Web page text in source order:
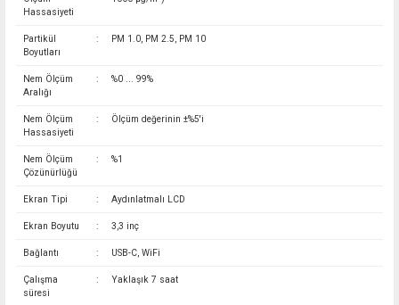
Hassasiyeti
Partikül
Boyutları
: PM 1.0, PM 2.5, PM 10
Nem Ölçüm
Aralığı
: %0 ... 99%
Nem Ölçüm
Hassasiyeti
: Ölçüm değerinin ±%5'i
Nem Ölçüm
Çözünürlüğü
: %1
Ekran Tipi : Aydınlatmalı LCD
Ekran Boyutu : 3,3 inç
Bağlantı : USB-C, WiFi
Çalışma
süresi
: Yaklaşık 7 saat